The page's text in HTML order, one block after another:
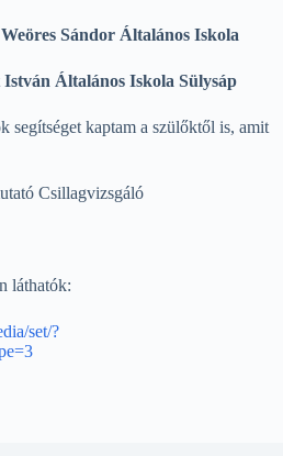
Sándor Általános Iskola
Általános Iskola Sülysáp
segítséget kaptam a szülőktől is, amit
Csillagvizsgáló
láthatók:
set/?